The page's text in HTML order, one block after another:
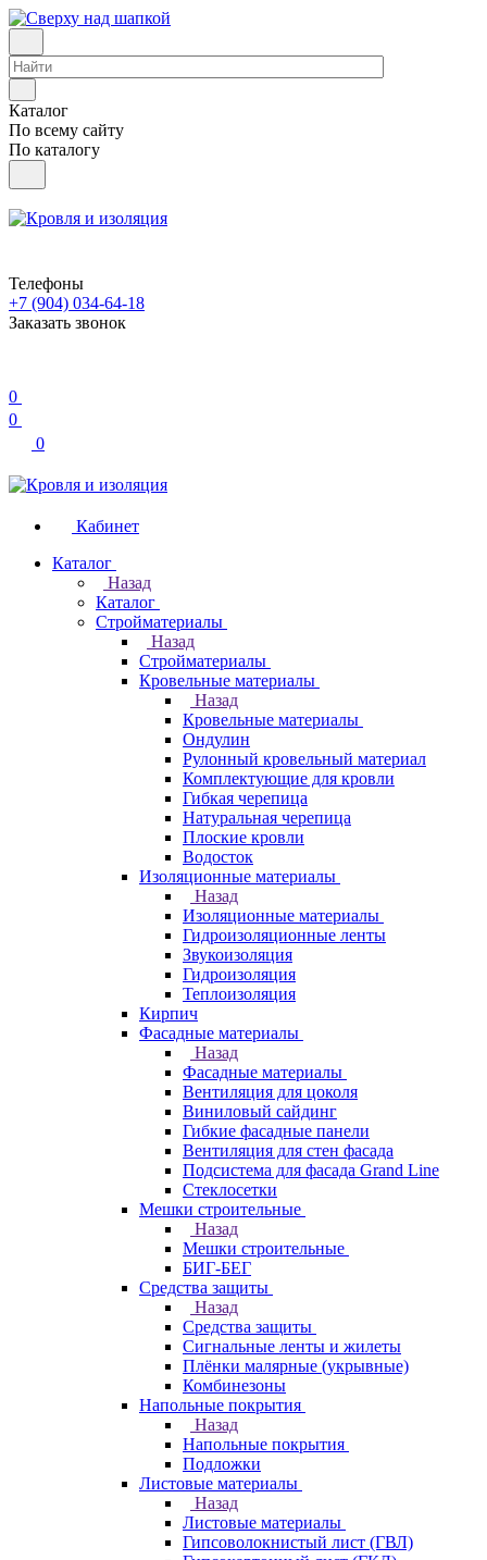
Каталог
По всему сайту
По каталогу
Телефоны
+7 (904) 034-64-18
Заказать звонок
0
0
0
Кабинет
Каталог
Назад
Каталог
Стройматериалы
Назад
Стройматериалы
Кровельные материалы
Назад
Кровельные материалы
Ондулин
Рулонный кровельный материал
Комплектующие для кровли
Гибкая черепица
Натуральная черепица
Плоские кровли
Водосток
Изоляционные материалы
Назад
Изоляционные материалы
Гидроизоляционные ленты
Звукоизоляция
Гидроизоляция
Теплоизоляция
Кирпич
Фасадные материалы
Назад
Фасадные материалы
Вентиляция для цоколя
Виниловый сайдинг
Гибкие фасадные панели
Вентиляция для стен фасада
Подсистема для фасада Grand Line
Стеклосетки
Мешки строительные
Назад
Мешки строительные
БИГ-БЕГ
Средства защиты
Назад
Средства защиты
Сигнальные ленты и жилеты
Плёнки малярные (укрывные)
Комбинезоны
Напольные покрытия
Назад
Напольные покрытия
Подложки
Листовые материалы
Назад
Листовые материалы
Гипсоволокнистый лист (ГВЛ)